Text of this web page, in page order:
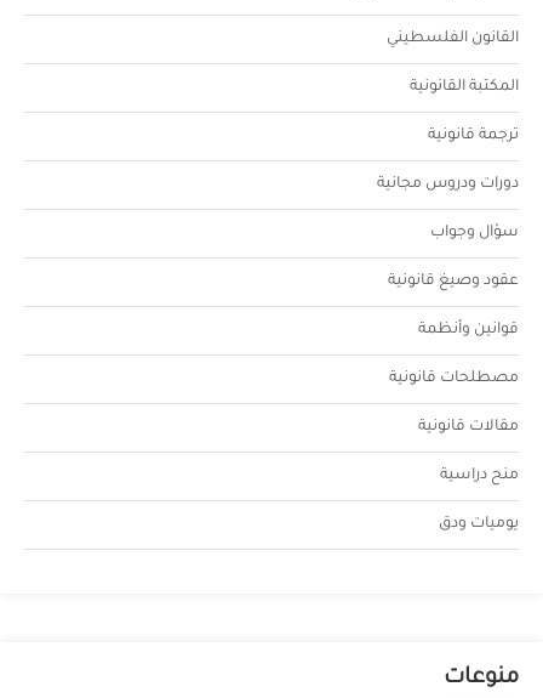
القانون الفلسطيني
المكتبة القانونية
ترجمة قانونية
دورات ودروس مجانية
سؤال وجواب
عقود وصيغ قانونية
قوانين وأنظمة
مصطلحات قانونية
مقالات قانونية
منح دراسية
يوميات ودق
منوعات